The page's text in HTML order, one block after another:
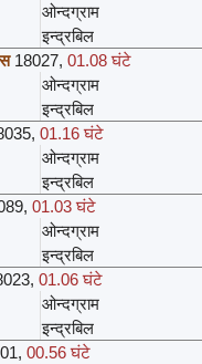
ओन्दग्राम
इन्द्रबिल
18027, 01.08 घंटे
ओन्दग्राम
इन्द्रबिल
, 01.16 घंटे
ओन्दग्राम
इन्द्रबिल
, 01.03 घंटे
ओन्दग्राम
इन्द्रबिल
, 01.06 घंटे
ओन्दग्राम
इन्द्रबिल
, 00.56 घंटे